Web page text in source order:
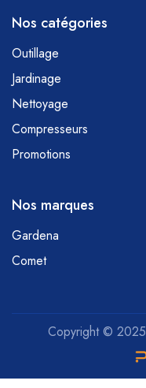
Nos catégories
Outillage
Jardinage
Nettoyage
Compresseurs
Promotions
Nos marques
Gardena
Comet
Copyright © 2025